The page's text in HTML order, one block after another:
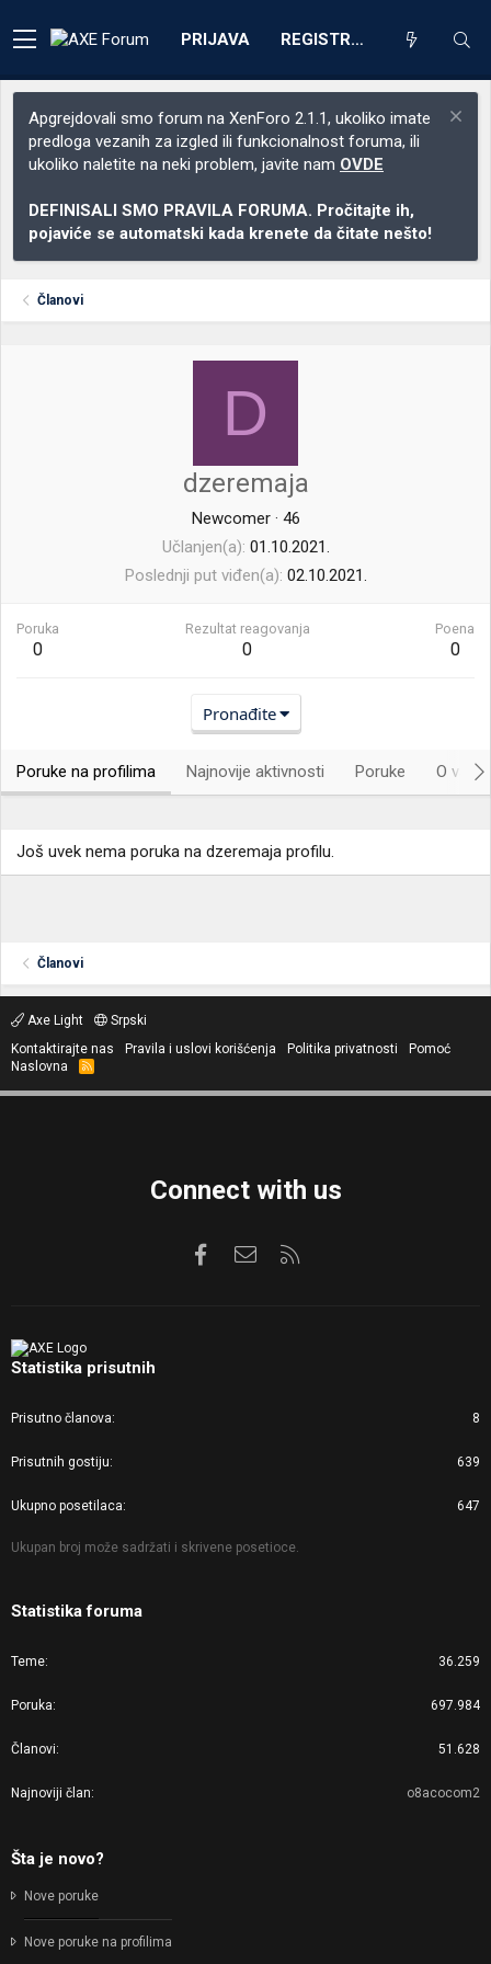
PRIJAVA REGISTRACIJA
Apgrejdovali smo forum na XenForo 2.1.1, ukoliko imate
predloga vezanih za izgled ili funkcionalnost foruma, ili
ukoliko naletite na neki problem, javite nam OVDE
DEFINISALI SMO PRAVILA FORUMA. Pročitajte ih,
pojaviće se automatski kada krenete da čitate nešto!
Članovi
D
dzeremaja
Newcomer · 46
Učlanjen(a) 01.10.2021.
Poslednji put viđen(a) 02.10.2021.
Poruka
0
Rezultat reagovanja
0
Poena
0
Pronađite
Poruke na profilima Najnovije aktivnosti Poruke O
Još uvek nema poruka na dzeremaja profilu.
Članovi
Axe Light
Srpski
Kontaktirajte nas
Pravila i uslovi korišćenja Politika privatnosti
Pomoć
Naslovna
R
S
Connect with us
FacebookKontaktirajte nas
Statistika prisutnih
Prisutno članova 8
Prisutnih gostiju 639
Ukupno posetilaca 647
Ukupan broj može sadržati i skrivene posetioce.
Statistika foruma
Teme 36.259
Poruka 697.984
Članovi 51.628
Najnoviji član o8acocom2
Šta je novo?
Nove poruke
Nove poruke na profilima